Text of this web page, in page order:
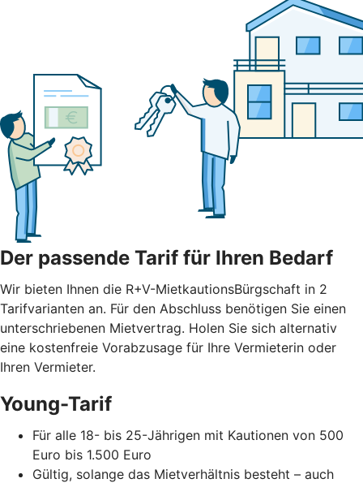
Der passende Tarif für Ihren Bedarf
Wir bieten Ihnen die R+V-MietkautionsBürgschaft in 2
Tarifvarianten an. Für den Abschluss benötigen Sie einen
unterschriebenen Mietvertrag. Holen Sie sich alternativ
eine kostenfreie Vorabzusage für Ihre Vermieterin oder
Ihren Vermieter.
Young-Tarif
Für alle 18- bis 25-Jährigen mit Kautionen von 500
Euro bis 1.500 Euro
Gültig, solange das Mietverhältnis besteht – auch